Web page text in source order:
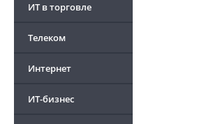
ИТ в торговле
Телеком
Интернет
ИТ-бизнес